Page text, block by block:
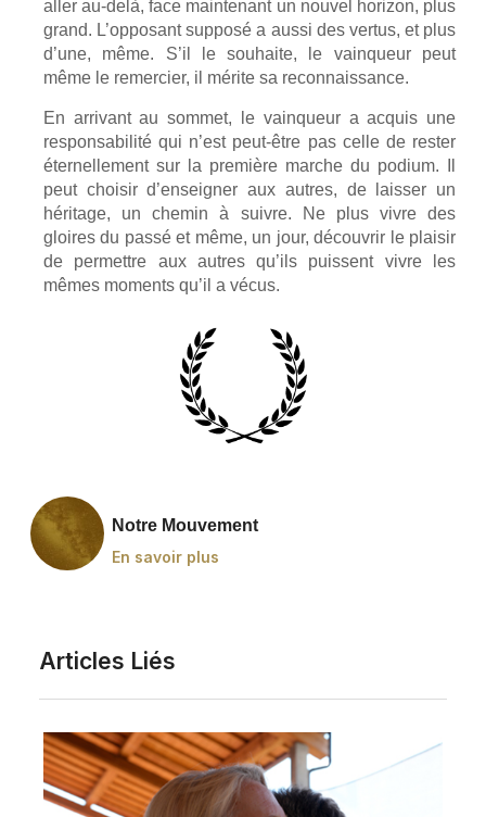
aller au-delà, face maintenant un nouvel horizon, plus
grand. L’opposant supposé a aussi des vertus, et plus
d’une, même. S’il le souhaite, le vainqueur peut
même le remercier, il mérite sa reconnaissance.
En arrivant au sommet, le vainqueur a acquis une
responsabilité qui n’est peut-être pas celle de rester
éternellement sur la première marche du podium. Il
peut choisir d’enseigner aux autres, de laisser un
héritage, un chemin à suivre. Ne plus vivre des
gloires du passé et même, un jour, découvrir le plaisir
de permettre aux autres qu’ils puissent vivre les
mêmes moments qu’il a vécus.
Notre Mouvement
En savoir plus
Articles Liés